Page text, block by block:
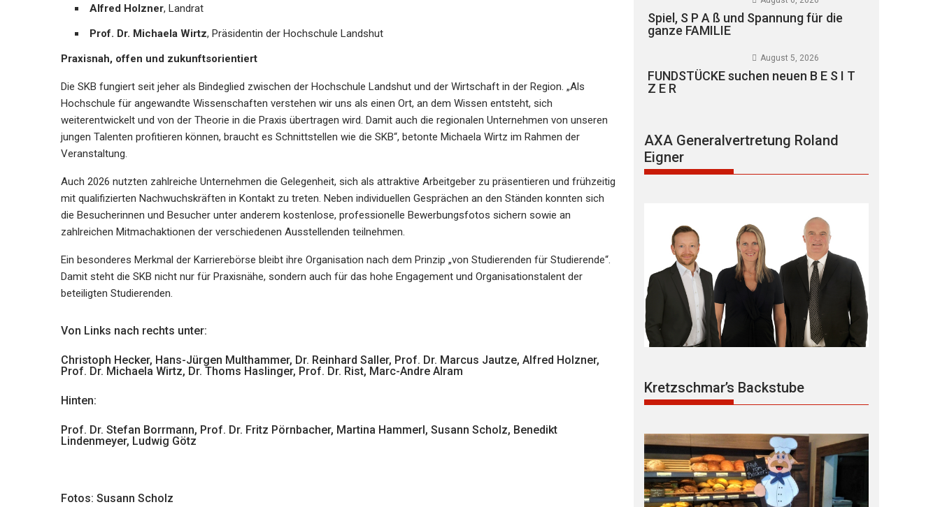
Alfred Holzner, Landrat
Prof. Dr. Michaela Wirtz, Präsidentin der Hochschule Landshut
Praxisnah, offen und zukunftsorientiert
Die SKB fungiert seit jeher als Bindeglied zwischen der Hochschule Landshut und der Wirtschaft in der Region. „Als
Hochschule für angewandte Wissenschaften verstehen wir uns als einen Ort, an dem Wissen entsteht, sich
weiterentwickelt und von der Theorie in die Praxis übertragen wird. Damit auch die regionalen Unternehmen von unseren
jungen Talenten profitieren können, braucht es Schnittstellen wie die SKB“, betonte Michaela Wirtz im Rahmen der
Veranstaltung.
Auch 2026 nutzten zahlreiche Unternehmen die Gelegenheit, sich als attraktive Arbeitgeber zu präsentieren und frühzeitig
mit qualifizierten Nachwuchskräften in Kontakt zu treten. Neben individuellen Gesprächen an den Ständen konnten sich
die Besucherinnen und Besucher unter anderem kostenlose, professionelle Bewerbungsfotos sichern sowie an
zahlreichen Mitmachaktionen der verschiedenen Ausstellenden teilnehmen.
Ein besonderes Merkmal der Karrierebörse bleibt ihre Organisation nach dem Prinzip „von Studierenden für Studierende“.
Damit steht die SKB nicht nur für Praxisnähe, sondern auch für das hohe Engagement und Organisationstalent der
beteiligten Studierenden.
Von Links nach rechts unter:
Christoph Hecker, Hans-Jürgen Multhammer, Dr. Reinhard Saller, Prof. Dr. Marcus Jautze, Alfred Holzner,
Prof. Dr. Michaela Wirtz, Dr. Thoms Haslinger, Prof. Dr. Rist, Marc-Andre Alram
Hinten:
Prof. Dr. Stefan Borrmann, Prof. Dr. Fritz Pörnbacher, Martina Hammerl, Susann Scholz, Benedikt
Lindenmeyer, Ludwig Götz
Fotos: Susann Scholz
Spiel, S P A ß und Spannung für die
ganze FAMILIE
August 5, 2026
FUNDSTÜCKE suchen neuen B E S I T
Z E R
AXA Generalvertretung Roland
Eigner
Kretzschmar’s Backstube